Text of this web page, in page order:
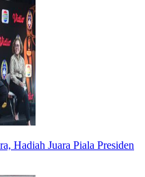
Hadiah Juara Piala Presiden